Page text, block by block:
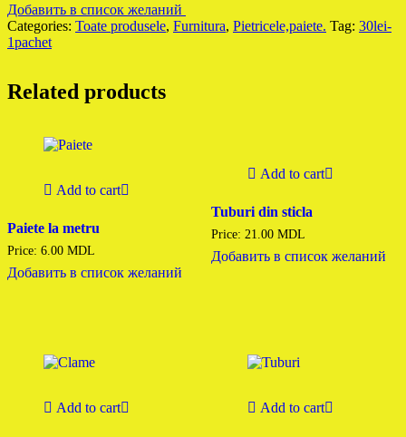
Добавить в список желаний
Categories: Toate produsele, Furnitura, Pietricele,paiete. Tag: 30lei-
1pachet
Related products
Add to cart
Paiete la metru
Price: 6.00 MDL
Добавить в список желаний
Add to cart
Tuburi din sticla
Price: 21.00 MDL
Добавить в список желаний
Add to cart Add to cart